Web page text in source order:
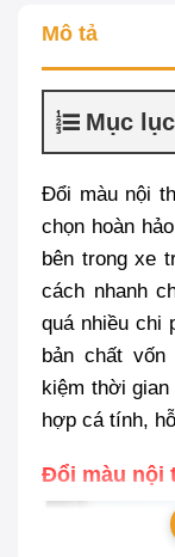
Mô tả
Mục lục
Đổi màu nội
chọn hoàn
bên trong xe
cách nhanh
quá nhiều chi
bản chất
kiệm thời
hợp cá tính,
Đổi màu nội